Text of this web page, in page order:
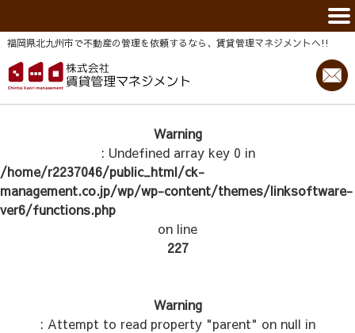
福岡県北九州市で不動産の管理を依頼するなら、賃貸管理マネジメントヘ!!
Warning
: Undefined array key 0 in
/home/r2237046/public_html/ck-
management.co.jp/wp/wp-content/themes/linksoftware-
ver6/functions.php
on line
227
Warning
: Attempt to read property "parent" on null in